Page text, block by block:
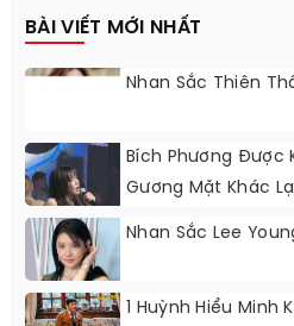
BÀI VIẾT MỚI NHẤT
Nhan Sắc Thiên
Bích Phương Được
Gương Mặt Khác Lạ
Nhan Sắc Lee
1 Huỳnh Hiểu Minh